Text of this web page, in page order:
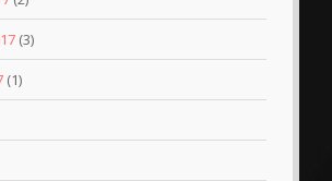
(3)
(1)